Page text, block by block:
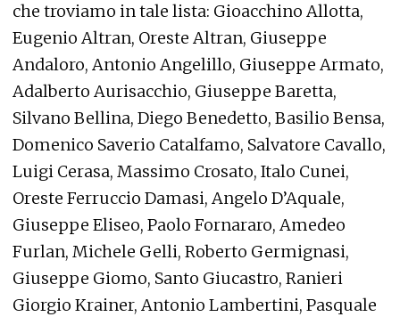
che troviamo in tale lista: Gioacchino Allotta,
Eugenio Altran, Oreste Altran, Giuseppe
Andaloro, Antonio Angelillo, Giuseppe Armato,
Adalberto Aurisacchio, Giuseppe Baretta,
Silvano Bellina, Diego Benedetto, Basilio Bensa,
Domenico Saverio Catalfamo, Salvatore Cavallo,
Luigi Cerasa, Massimo Crosato, Italo Cunei,
Oreste Ferruccio Damasi, Angelo D’Aquale,
Giuseppe Eliseo, Paolo Fornararo, Amedeo
Furlan, Michele Gelli, Roberto Germignasi,
Giuseppe Giomo, Santo Giucastro, Ranieri
Giorgio Krainer, Antonio Lambertini, Pasquale